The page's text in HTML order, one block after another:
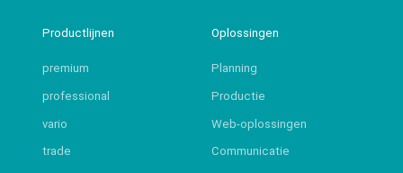
Productlijnen
premium
professional
vario
trade
Oplossingen
Planning
Productie
Web-oplossingen
Communicatie